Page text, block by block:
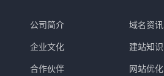
公司简介
企业文化
合作伙伴
域名资讯
建站知识
网站优化